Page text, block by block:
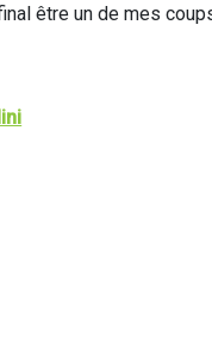
être un de mes